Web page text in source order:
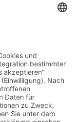
185a SGB IX in
Hessen
Einbindung
Integration,
des
e. V.